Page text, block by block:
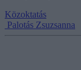
Közoktatás
Palotás Zsuzsanna